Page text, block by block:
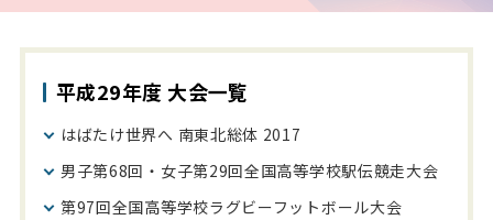
平成29年度 大会一覧
はばたけ世界へ 南東北総体 2017
男子第68回・女子第29回全国高等学校駅伝競走大会
第97回全国高等学校ラグビーフットボール大会